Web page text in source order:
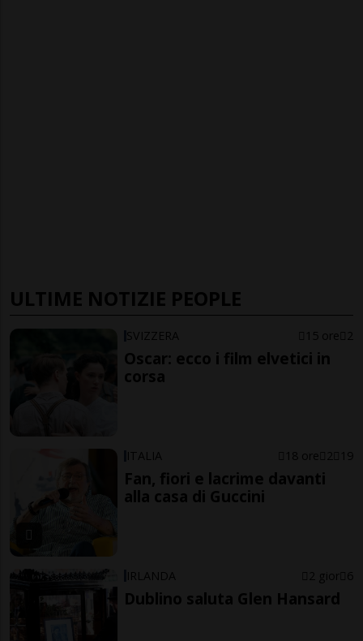
ULTIME NOTIZIE PEOPLE
SVIZZERA 15 ore 2
Oscar: ecco i film elvetici in
corsa
ITALIA 18 ore 2 19
Fan, fiori e lacrime davanti
alla casa di Guccini
IRLANDA 2 gior 6
Dublino saluta Glen Hansard